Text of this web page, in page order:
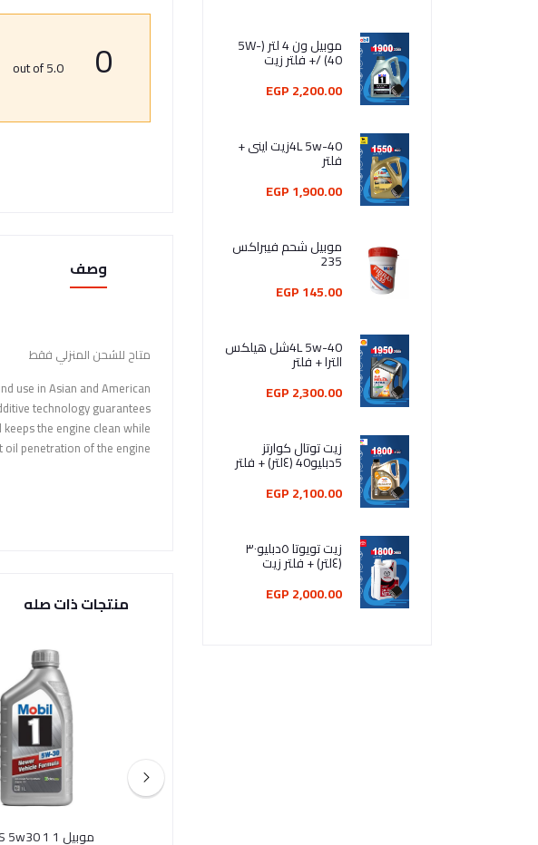
موبيل ون 4 لتر (5W-
40) /+ فلتر زيت
2,200.00 EGP
4L 5w-40زيت اينى +
فلتر
1,900.00 EGP
موبيل شحم فيبراكس
235
145.00 EGP
4L 5w-40شل هيلكس
الترا + فلتر
2,300.00 EGP
زيت توتال كوارتز
5دبليو40 (٤لتر) + فلتر
زيت
2,100.00 EGP
زيت تويوتا ٥دبليو٣٠
(٤لتر) + فلتر زيت
2,000.00 EGP
0
out of 5.0
وصف
متاح للشحن المنزلي فقط
use in Asian and American
technology guarantees
the engine clean while
oil penetration of the engine.
منتجات ذات صله
موبيل 1 FS 5w30 1 لتر